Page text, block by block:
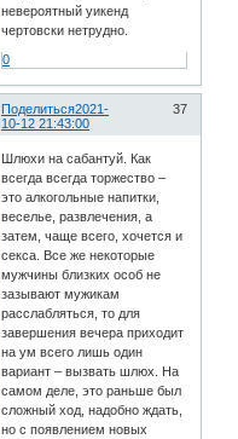
невероятный уикенд
чертовски нетрудно.
0
Поделиться 37
2021-
10-12 21:43:00
Шлюхи на сабантуй. Как
всегда всегда торжество –
это алкогольные напитки,
веселье, развлечения, а
затем, чаще всего, хочется и
секса. Все же некоторые
мужчины близких особ не
зазывают мужикам
расслабляться, то для
завершения вечера приходит
на ум всего лишь один
вариант – вызвать шлюх. На
самом деле, это раньше был
сложный ход, надобно ждать,
но с появлением новых